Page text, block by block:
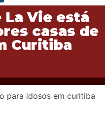
La Vie está
casas de
Curitiba